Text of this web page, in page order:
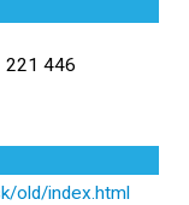
221 446
old/index.html